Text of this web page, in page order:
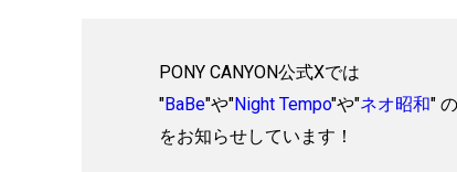
PONY CANYON公式Xでは
"BaBe"や"Night Tempo"や"ネオ昭和"
をお知らせしています！